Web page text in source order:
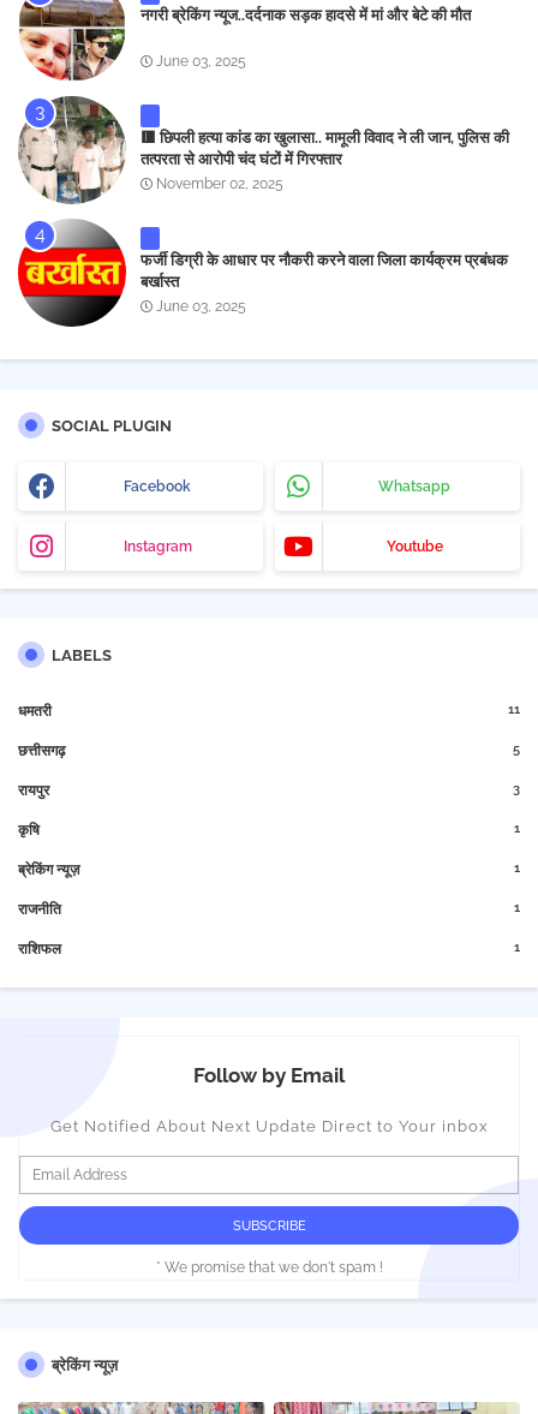
नगरी ब्रेकिंग न्यूज..दर्दनाक सड़क हादसे में मां और बेटे की मौत
June 03, 2025
🟥 छिपली हत्या कांड का खुलासा.. मामूली विवाद ने ली जान, पुलिस की
तत्परता से आरोपी चंद घंटों में गिरफ्तार
November 02, 2025
फर्जी डिग्री के आधार पर नौकरी करने वाला जिला कार्यक्रम प्रबंधक
बर्खास्त
June 03, 2025
SOCIAL PLUGIN
Facebook Whatsapp
Instagram Youtube
LABELS
धमतरी 11
छत्तीसगढ़ 5
रायपुर 3
कृषि 1
ब्रेकिंग न्यूज़ 1
राजनीति 1
राशिफल 1
Follow by Email
Get Notified About Next Update Direct to Your inbox
* We promise that we don't spam !
ब्रेकिंग न्यूज़